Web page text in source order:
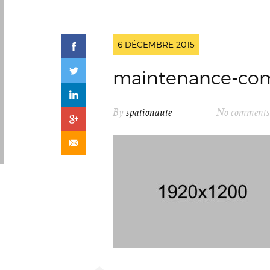
6 DÉCEMBRE 2015
maintenance-
By spationaute No comments